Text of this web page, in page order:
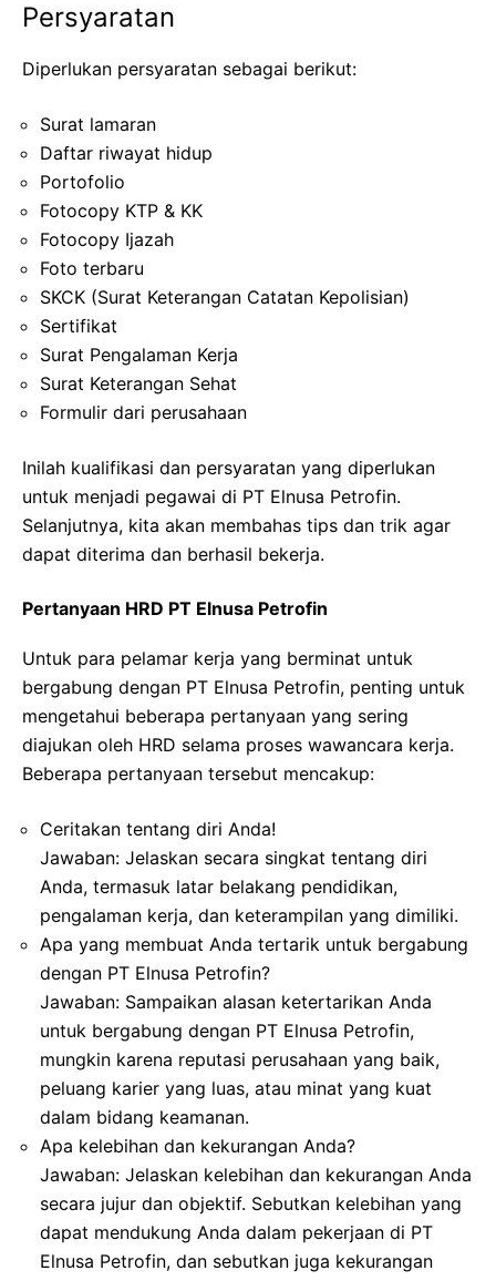
Persyaratan
Diperlukan persyaratan sebagai berikut:
Surat lamaran
Daftar riwayat hidup
Portofolio
Fotocopy KTP & KK
Fotocopy Ijazah
Foto terbaru
SKCK (Surat Keterangan Catatan Kepolisian)
Sertifikat
Surat Pengalaman Kerja
Surat Keterangan Sehat
Formulir dari perusahaan
Inilah kualifikasi dan persyaratan yang diperlukan
untuk menjadi pegawai di PT Elnusa Petrofin.
Selanjutnya, kita akan membahas tips dan trik agar
dapat diterima dan berhasil bekerja.
Pertanyaan HRD PT Elnusa Petrofin
Untuk para pelamar kerja yang berminat untuk
bergabung dengan PT Elnusa Petrofin, penting untuk
mengetahui beberapa pertanyaan yang sering
diajukan oleh HRD selama proses wawancara kerja.
Beberapa pertanyaan tersebut mencakup:
Ceritakan tentang diri Anda!
Jawaban: Jelaskan secara singkat tentang diri
Anda, termasuk latar belakang pendidikan,
pengalaman kerja, dan keterampilan yang dimiliki.
Apa yang membuat Anda tertarik untuk bergabung
dengan PT Elnusa Petrofin?
Jawaban: Sampaikan alasan ketertarikan Anda
untuk bergabung dengan PT Elnusa Petrofin,
mungkin karena reputasi perusahaan yang baik,
peluang karier yang luas, atau minat yang kuat
dalam bidang keamanan.
Apa kelebihan dan kekurangan Anda?
Jawaban: Jelaskan kelebihan dan kekurangan Anda
secara jujur dan objektif. Sebutkan kelebihan yang
dapat mendukung Anda dalam pekerjaan di PT
Elnusa Petrofin, dan sebutkan juga kekurangan